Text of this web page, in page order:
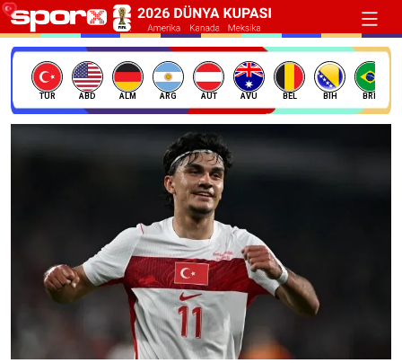
TÜR ABD ALM ARG AUT AVU BEL BIH BRE